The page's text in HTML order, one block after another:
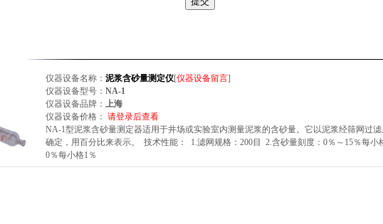
仪器设备名称： 泥浆含砂量测定仪[仪器设备留言]
仪器设备型号： NA-1
仪器设备品牌： 上海
仪器设备价格： 请登录后查看
NA-1型泥浆含砂量测定器适用于井场或实验室内测量泥浆的含砂量。它以泥浆经筛网过
确定，用百分比来表示。 技术性能： 1.滤网规格：200目 2.含砂量刻度：0％～15％每小
0％每小格1％